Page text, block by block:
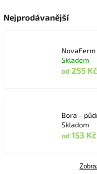
Nejprodávanější
NovaFerm
Skladem
od 255 Kč
Bora –
Skladom
od 153 Kč